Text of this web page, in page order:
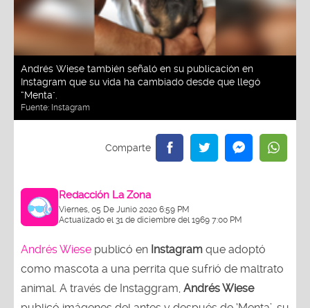
Andrés Wiese también señaló en su publicación en
Instagram que su vida ha cambiado desde que llegó
“Menta".
Fuente: Instagram
Redacción La Zona
Viernes, 05 De Junio 2020 6:59 PM
Actualizado el 31 de diciembre del 1969 7:00 PM
Andrés Wiese publicó en Instagram que adoptó
como mascota a una perrita que sufrió de maltrato
animal. A través de Instaggram, Andrés Wiese